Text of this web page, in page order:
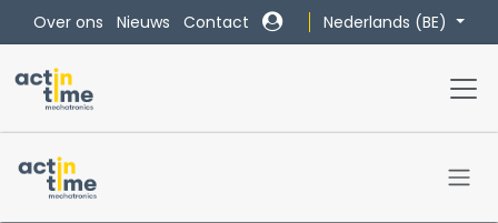
Overslaan naar inhoud
Over ons Nieuws Contact Nederlands (BE)